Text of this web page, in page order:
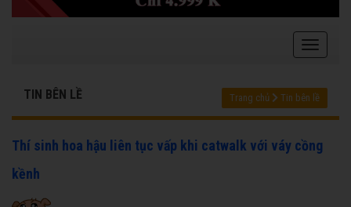
TIN BÊN LỀ Trang chủ Tin bên lề
Thí sinh hoa hậu liên tục vấp khi catwalk với váy cồng
kềnh